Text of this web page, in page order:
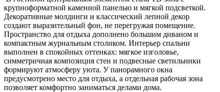
крупноформатной каменной панелью и мягкой подсветкой.
Декоративные молдинги и классический лепной декор
создают выразительный фон, не перегружая помещение.
Пространство для отдыха дополнено большим диваном и
компактным журнальным столиком. Интерьер спальни
выполнен в спокойных оттенках: мягкое изголовье,
симметричная композиция стен и подвесные светильники
формируют атмосферу уюта. У панорамного окна
предусмотрено место для отдыха, а отдельная рабочая зона
позволяет комфортно заниматься делами дома.